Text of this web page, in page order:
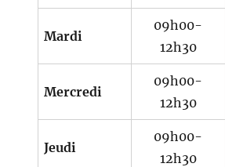
Mardi
09h00-
12h30
Mercredi
09h00-
12h30
Jeudi
09h00-
12h30